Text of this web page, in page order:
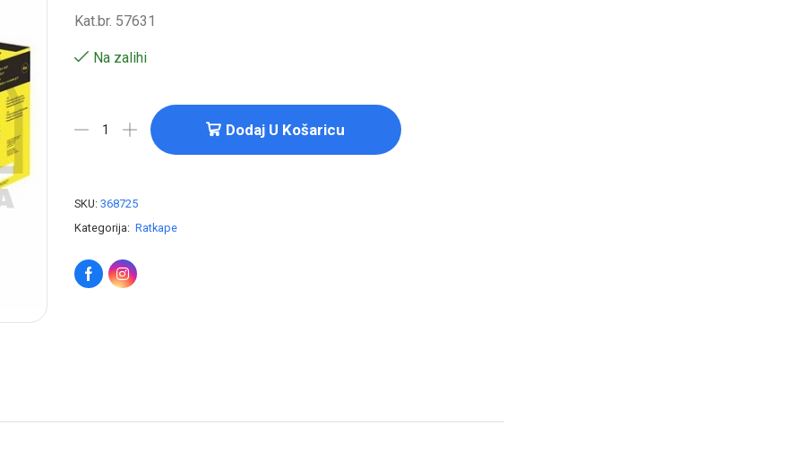
Kat.br. 57631
Na zalihi
Dodaj U Košaricu
SKU: 368725
Kategorija: Ratkape